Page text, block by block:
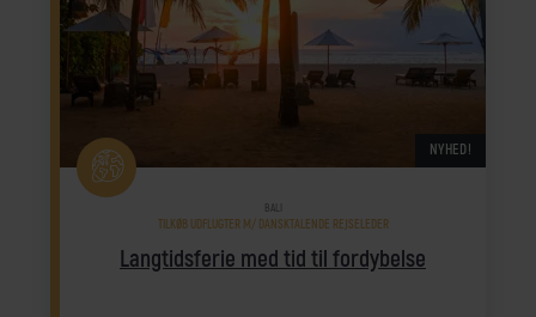
NYHED!
Langtidsferie med tid til fordybelse
BALI
TILKØB UDFLUGTER M/ DANSKTALENDE REJSELEDER